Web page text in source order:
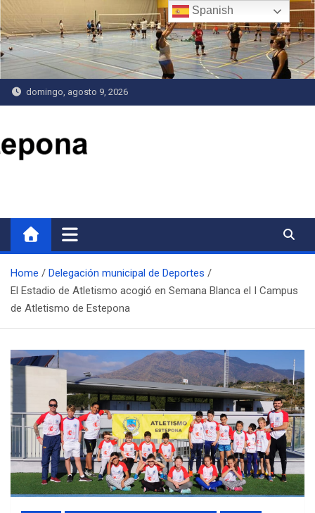
Saltar
al
contenido
domingo, agosto 9, 2026
Home
Delegación municipal de Deportes
El Estadio de Atletismo acogió en Semana Blanca el I Campus
de Atletismo de Estepona
Spanish